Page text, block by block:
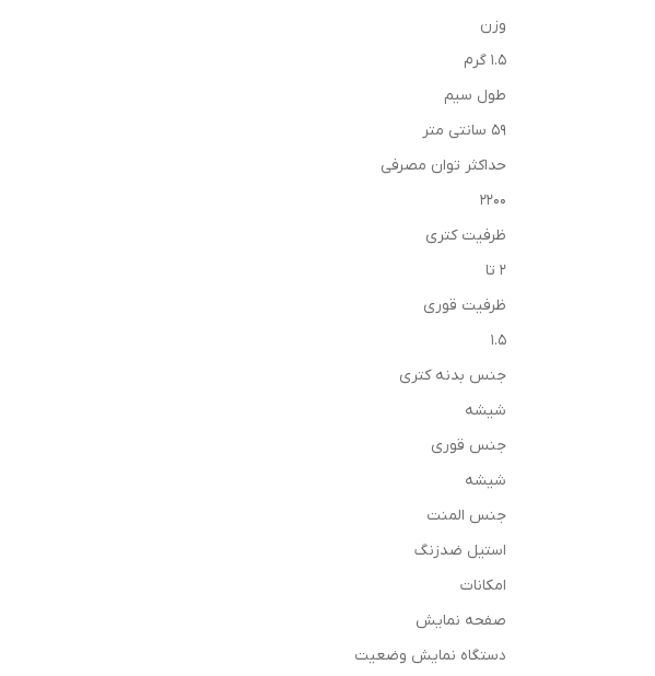
وزن
1.5 گرم
طول سیم
59 سانتی متر
حداکثر توان مصرفی
2200
ظرفیت کتری
2 تا
ظرفیت قوری
1.5
جنس بدنه‌ کتری
شیشه
جنس قوری
شیشه
جنس المنت
استیل ضدزنگ
امکانات
صفحه نمایش
دستگاه نمایش وضعیت